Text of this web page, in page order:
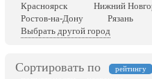
Красноярск
Нижний
Ростов-на-Дону
Рязань
Выбрать другой город
Сортировать по рейтингу